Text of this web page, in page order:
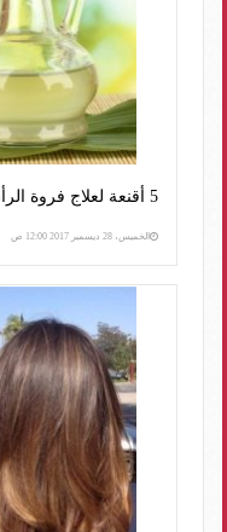
5 أقنعة لعلاج فروة الرأس الجافة باستخدام زيت جوز الهند
الخميس، 28 ديسمبر 2017 12:00 ص